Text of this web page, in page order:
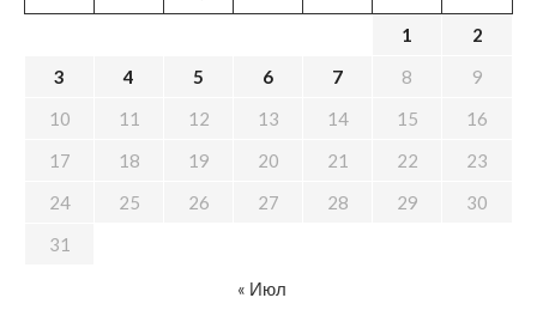
1
2
3
4 5 6 7 8
9
10
11 12 13 14 15
16
17
18 19 20 21 22
23
24
25 26 27 28 29
30
31
« Июл